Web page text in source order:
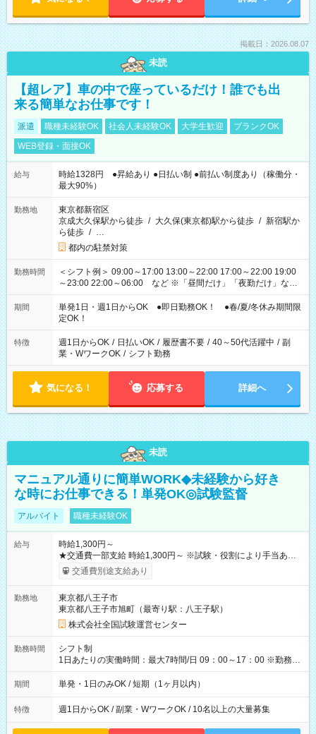
掲載日：2026.08.07
未読
【超レア】車の中で座っているだけ！誰でも出
来る簡単なお仕事です！
派遣 職種未経験OK 社会人未経験OK 大学生歓迎
ブランクOK
WEB登録・面接OK
給与
時給1328円 ●昇給あり ●日払い制 ●前払い制度あり（稼働分・
最大90%）
勤務地
東京都新宿区
京成大久保駅から徒歩 / 大久保(東京都)駅から徒歩 / 新宿駅か
ら徒歩 / …
都内の駐禁対策
勤務時間
＜シフト例＞ 09:00～17:00 13:00～22:00 17:00～22:00 19:00
～23:00 22:00～06:00 など ※「昼間だけ」「夜勤だけ」など
の希望OK
期間
単発1日・週1日からOK ●即日勤務OK！ ●春/夏/冬休み期間限
定OK！
特徴 週1日からOK / 日払いOK / 履歴書不要 / 40～50代活躍中 / 副
業・WワークOK / シフト勤務
気になる！ 応募する 詳細へ
未読
マニュアル通りに簡単WORK◆未経験から好き
な時にお仕事できる！単発OK◎試験監督
アルバイト 職種未経験OK
給与
時給1,300円～
★交通費一部支給 時給1,300円～ ※試験・役割により手当あり
※勤務回数により昇給あり 【即給（前払い）オプションあ
り！】 希望される場合、勤務から1週間ほどで給与の一部を受け
例】 ・河合塾模擬試験 8:30～17:30（休憩1時間） 時給1,300円
×8時間＝日収10,400円＋交通費 ※当日の役割により時給＋100
円の場合あり ・国家試験 7:00～13:30（休憩なし） 時給1,300
円（役割手当＋100円）×6時間＝日収8,400円＋交通費 【試用期
間】試用期間なし
交通費別途支給あり
勤務地
東京都八王子市
東京都八王子市旭町（最寄り駅：八王子駅）
株式会社全国試験運営センター
勤務時間
シフト制
1日あたりの実働時間：最大7時間/日 09：00～17：00 ※勤務時
間は 試験により異なります。
期間 単発・1日のみOK / 短期（1ヶ月以内）
特徴 週1日からOK / 副業・WワークOK / 10名以上の大量募集